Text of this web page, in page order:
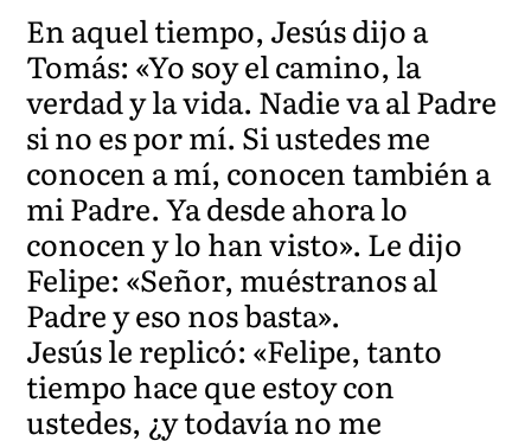
En aquel tiempo, Jesús dijo a
Tomás: «Yo soy el camino, la
verdad y la vida. Nadie va al Padre
si no es por mí. Si ustedes me
conocen a mí, conocen también a
mi Padre. Ya desde ahora lo
conocen y lo han visto». Le dijo
Felipe: «Señor, muéstranos al
Padre y eso nos basta».
Jesús le replicó: «Felipe, tanto
tiempo hace que estoy con
ustedes, ¿y todavía no me